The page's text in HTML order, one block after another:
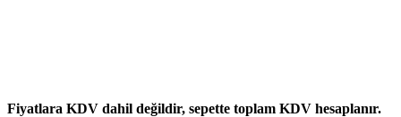
Fiyatlara KDV dahil değildir, sepette toplam KDV hesaplanır.